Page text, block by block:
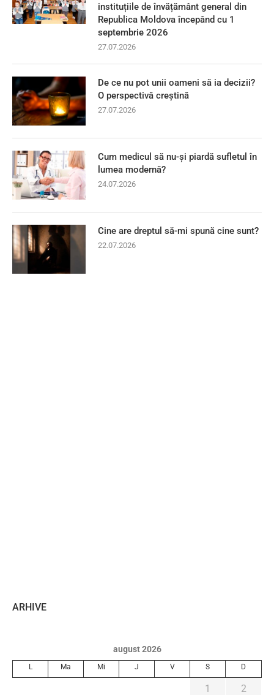
instituțiile de învățământ general din
Republica Moldova începând cu 1
septembrie 2026
27.07.2026
De ce nu pot unii oameni să ia decizii?
O perspectivă creștină
27.07.2026
Cum medicul să nu-și piardă sufletul în
lumea modernă?
24.07.2026
Cine are dreptul să-mi spună cine sunt?
22.07.2026
ARHIVE
august 2026
L Ma Mi J V S D
1
2